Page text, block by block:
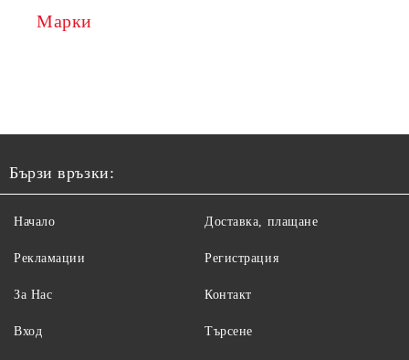
Марки
Бързи връзки:
Начало
Рекламации
За Нас
Вход
Доставка, плащане
Регистрация
Контакт
Търсене